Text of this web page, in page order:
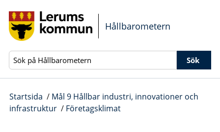
Hållbarometern
Sök
Startsida / Mål 9 Hållbar industri, innovationer och
infrastruktur / Företagsklimat